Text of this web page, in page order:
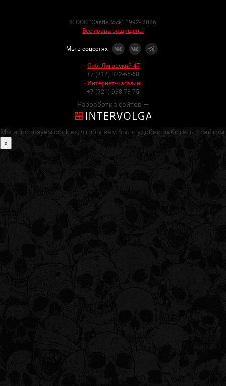
© ООО "CastleRock" 1992- 2026
Все права защищены
Мы в соцсетях
- Спб. Лиговский 47:
+7 (812) 322-65-68
- Интернет-магазин:
+7 (921) 938-78-75
Разработка сайтов —
Мы используем cookies, чтобы вам было удобно работать с сайтом
x